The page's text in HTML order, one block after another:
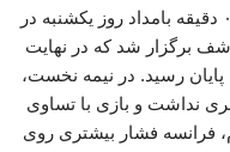
فوتبال جام جهانی ۲۰۲۶ از ساعت ۰۰:۳۰ دقیقه بامداد روز یکشنبه در
برگزار شد که در نهایت
پایان رسید. در نیمه نخست،
نداشت و بازی با تساوی
فرانسه فشار بیشتری روی